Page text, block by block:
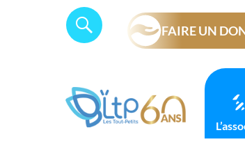
Search
SEARCH
FAIRE UN
Panneau de gestion des cookies